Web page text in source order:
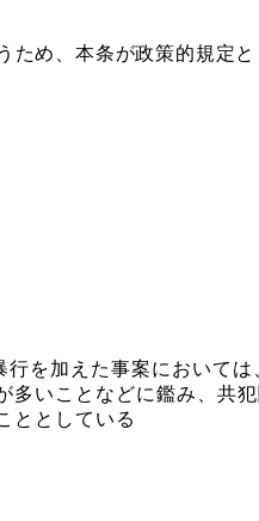
め、本条が政策的規定と
行を加えた事案においては
多いことなどに鑑み、共
ととしている